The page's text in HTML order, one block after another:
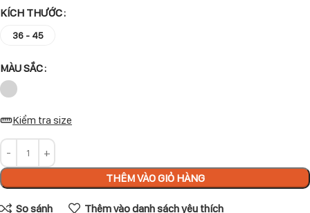
KÍCH THƯỚC
36 - 45
MÀU SẮC
Kiểm tra size
THÊM VÀO GIỎ HÀNG
So sánh Thêm vào danh sách yêu thích